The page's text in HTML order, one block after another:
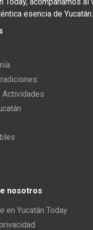
Today, acompañamos al
esencia de Yucatán.
Actividades
nosotros
en Yucatán Today